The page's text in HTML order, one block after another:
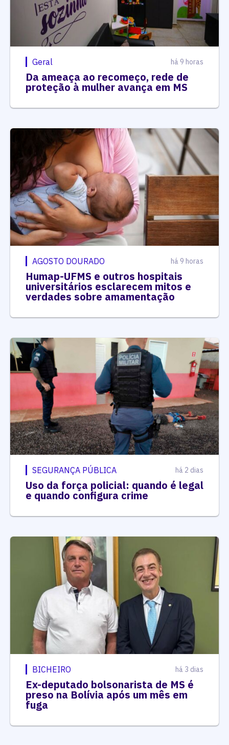
Geral há 9 horas
Da ameaça ao recomeço, rede de
proteção à mulher avança em MS
AGOSTO DOURADO há 9 horas
Humap-UFMS e outros hospitais
universitários esclarecem mitos e
verdades sobre amamentação
SEGURANÇA PÚBLICA há 2 dias
Uso da força policial: quando é legal
e quando configura crime
BICHEIRO há 3 dias
Ex-deputado bolsonarista de MS é
preso na Bolívia após um mês em
fuga